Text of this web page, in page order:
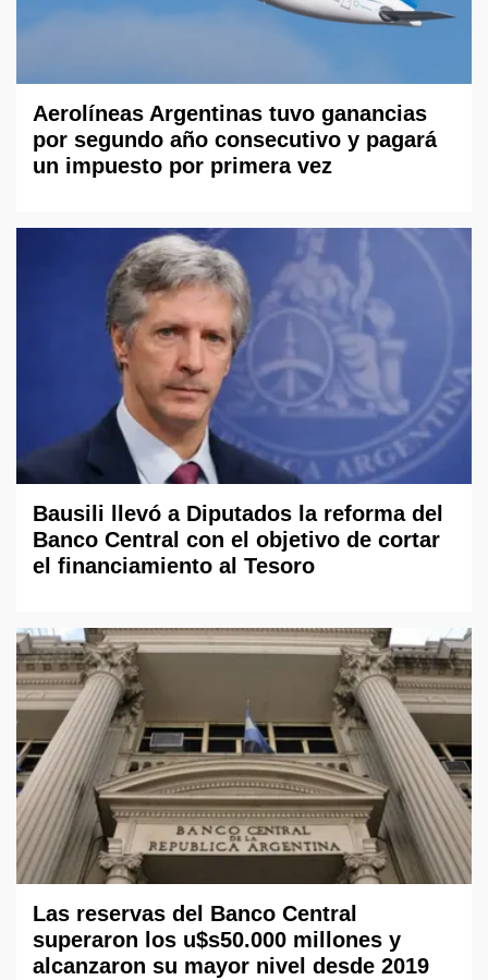
Aerolíneas Argentinas tuvo ganancias
por segundo año consecutivo y pagará
un impuesto por primera vez
Bausili llevó a Diputados la reforma del
Banco Central con el objetivo de cortar
el financiamiento al Tesoro
Las reservas del Banco Central
superaron los u$s50.000 millones y
alcanzaron su mayor nivel desde 2019